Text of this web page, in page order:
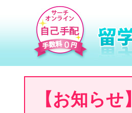
【お知らせ】